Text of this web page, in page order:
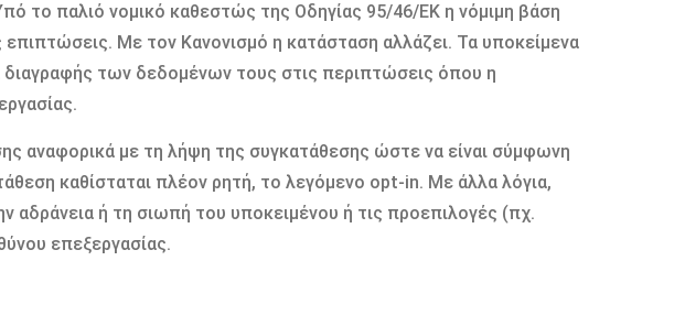
το παλιό νομικό καθεστώς της Οδηγίας 95/46/ΕΚ η νόμιμη βάση
επιπτώσεις. Με τον Κανονισμό η κατάσταση αλλάζει. Τα υποκείμενα
των δεδομένων τους στις περιπτώσεις όπου η
αναφορικά με τη λήψη της συγκατάθεσης ώστε να είναι σύμφωνη
καθίσταται πλέον ρητή, το λεγόμενο opt-in. Με άλλα λόγια,
αδράνεια ή τη σιωπή του υποκειμένου ή τις προεπιλογές (πχ.
επεξεργασίας.